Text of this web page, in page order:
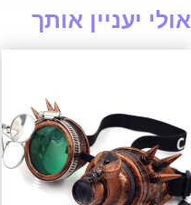
אולי יעניין אותך